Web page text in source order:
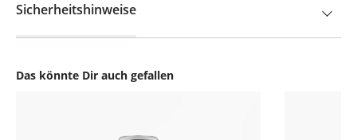
Das könnte Dir auch gefallen
Sicherheitshinweise